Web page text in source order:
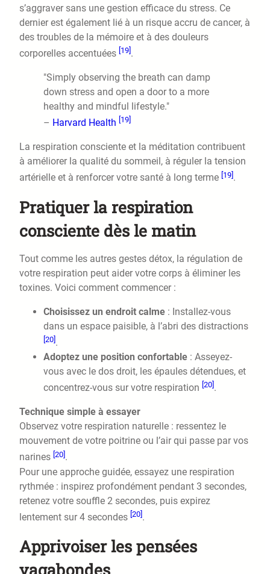
s’aggraver sans une gestion efficace du stress. Ce
dernier est également lié à un risque accru de cancer, à
des troubles de la mémoire et à des douleurs
corporelles accentuées [19] .
"Simply observing the breath can damp
down stress and open a door to a more
healthy and mindful lifestyle."
– Harvard Health [19]
La respiration consciente et la méditation contribuent
à améliorer la qualité du sommeil, à réguler la tension
artérielle et à renforcer votre santé à long terme [19].
Pratiquer la respiration
consciente dès le matin
Tout comme les autres gestes détox, la régulation de
votre respiration peut aider votre corps à éliminer les
toxines. Voici comment commencer :
Choisissez un endroit calme : Installez-vous
dans un espace paisible, à l’abri des distractions
[20] .
Adoptez une position confortable : Asseyez-
vous avec le dos droit, les épaules détendues, et
concentrez-vous sur votre respiration [20] .
Technique simple à essayer
Observez votre respiration naturelle : ressentez le
mouvement de votre poitrine ou l’air qui passe par vos
narines [20].
Pour une approche guidée, essayez une respiration
rythmée : inspirez profondément pendant 3 secondes,
retenez votre souffle 2 secondes, puis expirez
lentement sur 4 secondes [20].
Apprivoiser les pensées
vagabondes